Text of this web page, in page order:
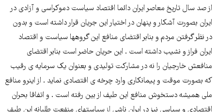
از صد سال تاریخ معاصر ایران دائما اقتصاد سیاست دموکراسی و آزادی در
ایران بصورت آشکار و پنهان در اختیار این جریان قرار داشته است و بدون
در نظر گرفتن مردم و بنابر اقتضای منافع این گروهها سیاست و اقتصاد
ایران فراز و نشیب داشته است . این حریان حاضر است بنابر اقتضای
منافعش خارجیان را نه در مشارکت تولیدی و بعنوان یک سرمایه ی رقیب
که بصورت موقت و پیمانکاری وارد چرخه ی اقتصادی نماید . از اینرو منافع
ملی همیشه دستخوش منافع این طیف از بین رفته است . و اتفاقا بحران